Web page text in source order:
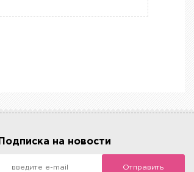
Подписка на новости
Отправить